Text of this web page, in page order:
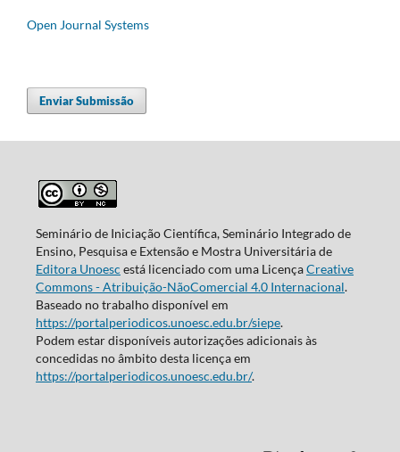
Open Journal Systems
Enviar Submissão
Seminário de Iniciação Científica, Seminário Integrado de
Ensino, Pesquisa e Extensão e Mostra Universitária de
Editora Unoesc está licenciado com uma LicençaCreative
Commons - Atribuição-NãoComercial 4.0 Internacional.
Baseado no trabalho disponível em
https://portalperiodicos.unoesc.edu.br/siepe.
Podem estar disponíveis autorizações adicionais às
concedidas no âmbito desta licença em
https://portalperiodicos.unoesc.edu.br/.